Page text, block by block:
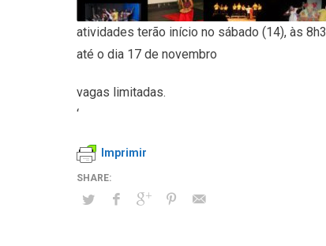
atividades terão início no sábado (14), às
até o dia 17 de novembro
vagas limitadas.
‘
Imprimir